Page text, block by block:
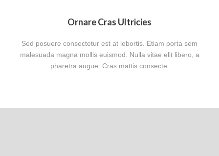
Ornare Cras Ultricies
Sed posuere consectetur est at lobortis. Etiam porta sem
malesuada magna mollis euismod. Nulla vitae elit libero, a
pharetra augue. Cras mattis consecte.